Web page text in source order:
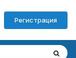
Регистрация